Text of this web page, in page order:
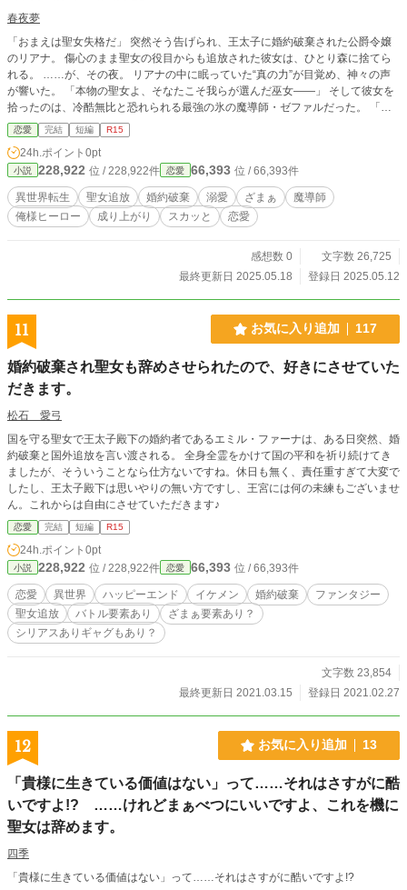
春夜夢
「おまえは聖女失格だ」 突然そう告げられ、王太子に婚約破棄された公爵令嬢
のリアナ。 傷心のまま聖女の役目からも追放された彼女は、ひとり森に捨てら
れる。 ……が、その夜。 リアナの中に眠っていた“真の力”が目覚め、神々の声
が響いた。 「本物の聖女よ、そなたこそ我らが選んだ巫女――」 そして彼女を
拾ったのは、冷酷無比と恐れられる最強の氷の魔導師・ゼファルだった。 「俺
の妻になれ。……世界を共に壊そう」 偽物の聖女が残った王国。 裏切った王太
子たちをよそに、リアナの“真なる覚醒”が始まる──！
恋愛 完結 短編 R15
24h.ポイント 0pt
小説 228,922 位 / 228,922件 恋愛 66,393 位 / 66,393件
異世界転生 聖女追放 婚約破棄 溺愛 ざまぁ
魔導師
俺様ヒーロー
成り上がり スカッと 恋愛
感想数 0
文字数 26,725
最終更新日 2025.05.18
登録日 2025.05.12
11 お気に入り追加 117
婚約破棄され聖女も辞めさせられたので、好きにさせていた
だきます。
松石 愛弓
国を守る聖女で王太子殿下の婚約者であるエミル・ファーナは、ある日突然、婚
約破棄と国外追放を言い渡される。 全身全霊をかけて国の平和を祈り続けてき
ましたが、そういうことなら仕方ないですね。休日も無く、責任重すぎて大変で
したし、王太子殿下は思いやりの無い方ですし、王宮には何の未練もございませ
ん。これからは自由にさせていただきます♪
恋愛 完結 短編 R15
24h.ポイント 0pt
小説 228,922 位 / 228,922件 恋愛 66,393 位 / 66,393件
恋愛 異世界 ハッピーエンド イケメン 婚約破棄
ファンタジー
聖女追放
バトル要素あり
ざまぁ要素あり？
シリアスありギャグもあり？
文字数 23,854
最終更新日 2021.03.15
登録日 2021.02.27
12 お気に入り追加 13
「貴様に生きている価値はない」って……それはさすがに酷
いですよ!? ……けれどまぁべつにいいですよ、これを機に
聖女は辞めます。
四季
「貴様に生きている価値はない」って……それはさすがに酷いですよ!?